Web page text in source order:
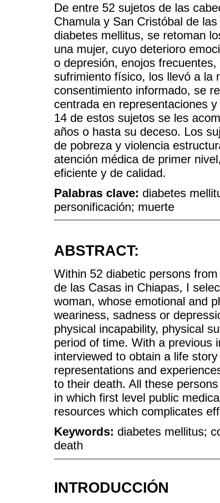
De entre 52 sujetos de las
Chamula y San Cristóbal de
diabetes mellitus, se retoman
una mujer, cuyo deterioro
o depresión, enojos
sufrimiento físico, los llevó a la
consentimiento informado, se
centrada en representaciones
14 de estos sujetos se les
años o hasta su deceso. Los
de pobreza y violencia
atención médica de primer
eficiente y de calidad.
Palabras clave: diabetes
personificación; muerte
ABSTRACT:
Within 52 diabetic persons
de las Casas in Chiapas, I
woman, whose emotional and
weariness, sadness or
physical incapability, physical
period of time. With a previous
interviewed to obtain a life
representations and
to their death. All these
in which first level public
resources which complicates
Keywords: diabetes mellitus;
death
INTRODUCCIÓN